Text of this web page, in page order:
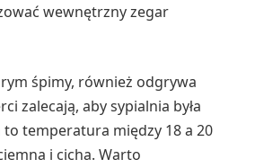
wewnętrzny zegar
śpimy, również odgrywa
zalecają, aby sypialnia była
to temperatura między 18 a 20
i cicha. Warto